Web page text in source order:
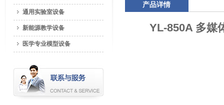
产品详情
YL-850A 多媒
通用实验室设备
新能源教学设备
医学专业模型设备